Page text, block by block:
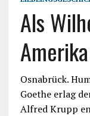
Als
Osnabrück.
Goethe erlag
Alfred Krupp